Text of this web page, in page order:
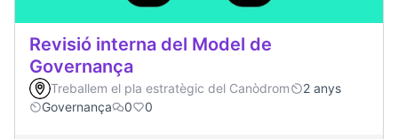
Revisió interna del Model de
Governança
Treballem el pla estratègic del Canòdrom
2 anys
Governança
0 0